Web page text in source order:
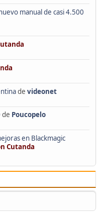
manual de casi 4.500
de videonet
de Poucopelo
en Blackmagic
Cutanda